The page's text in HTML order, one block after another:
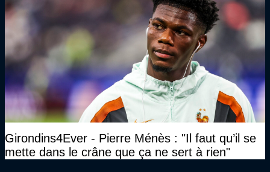
Girondins4Ever - Pierre Ménès : "Il faut qu’il se
mette dans le crâne que ça ne sert à rien"